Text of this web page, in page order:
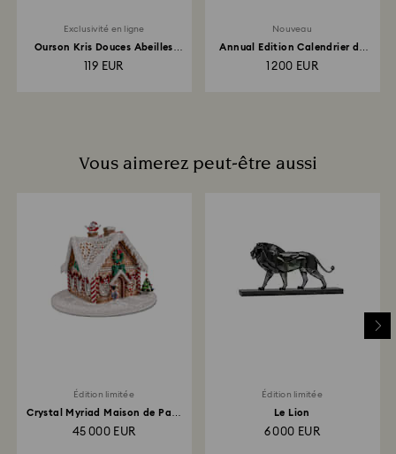
Exclusivité en ligne
Ourson Kris Douces Abeilles
119 EUR
Nouveau
Annual Edition Calendrier de
1 200 EUR
Vous aimerez peut-être aussi
Édition limitée
Crystal Myriad Maison de Pain
45 000 EUR
Édition limitée
Le Lion
6 000 EUR